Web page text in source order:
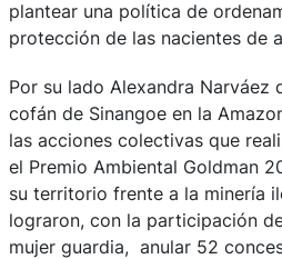
plantear una política de
protección de las nacientes de
Por su lado Alexandra Narváez
cofán de Sinangoe en la
las acciones colectivas que
el Premio Ambiental Goldman
su territorio frente a la minería
lograron, con la participación
mujer guardia, anular 52